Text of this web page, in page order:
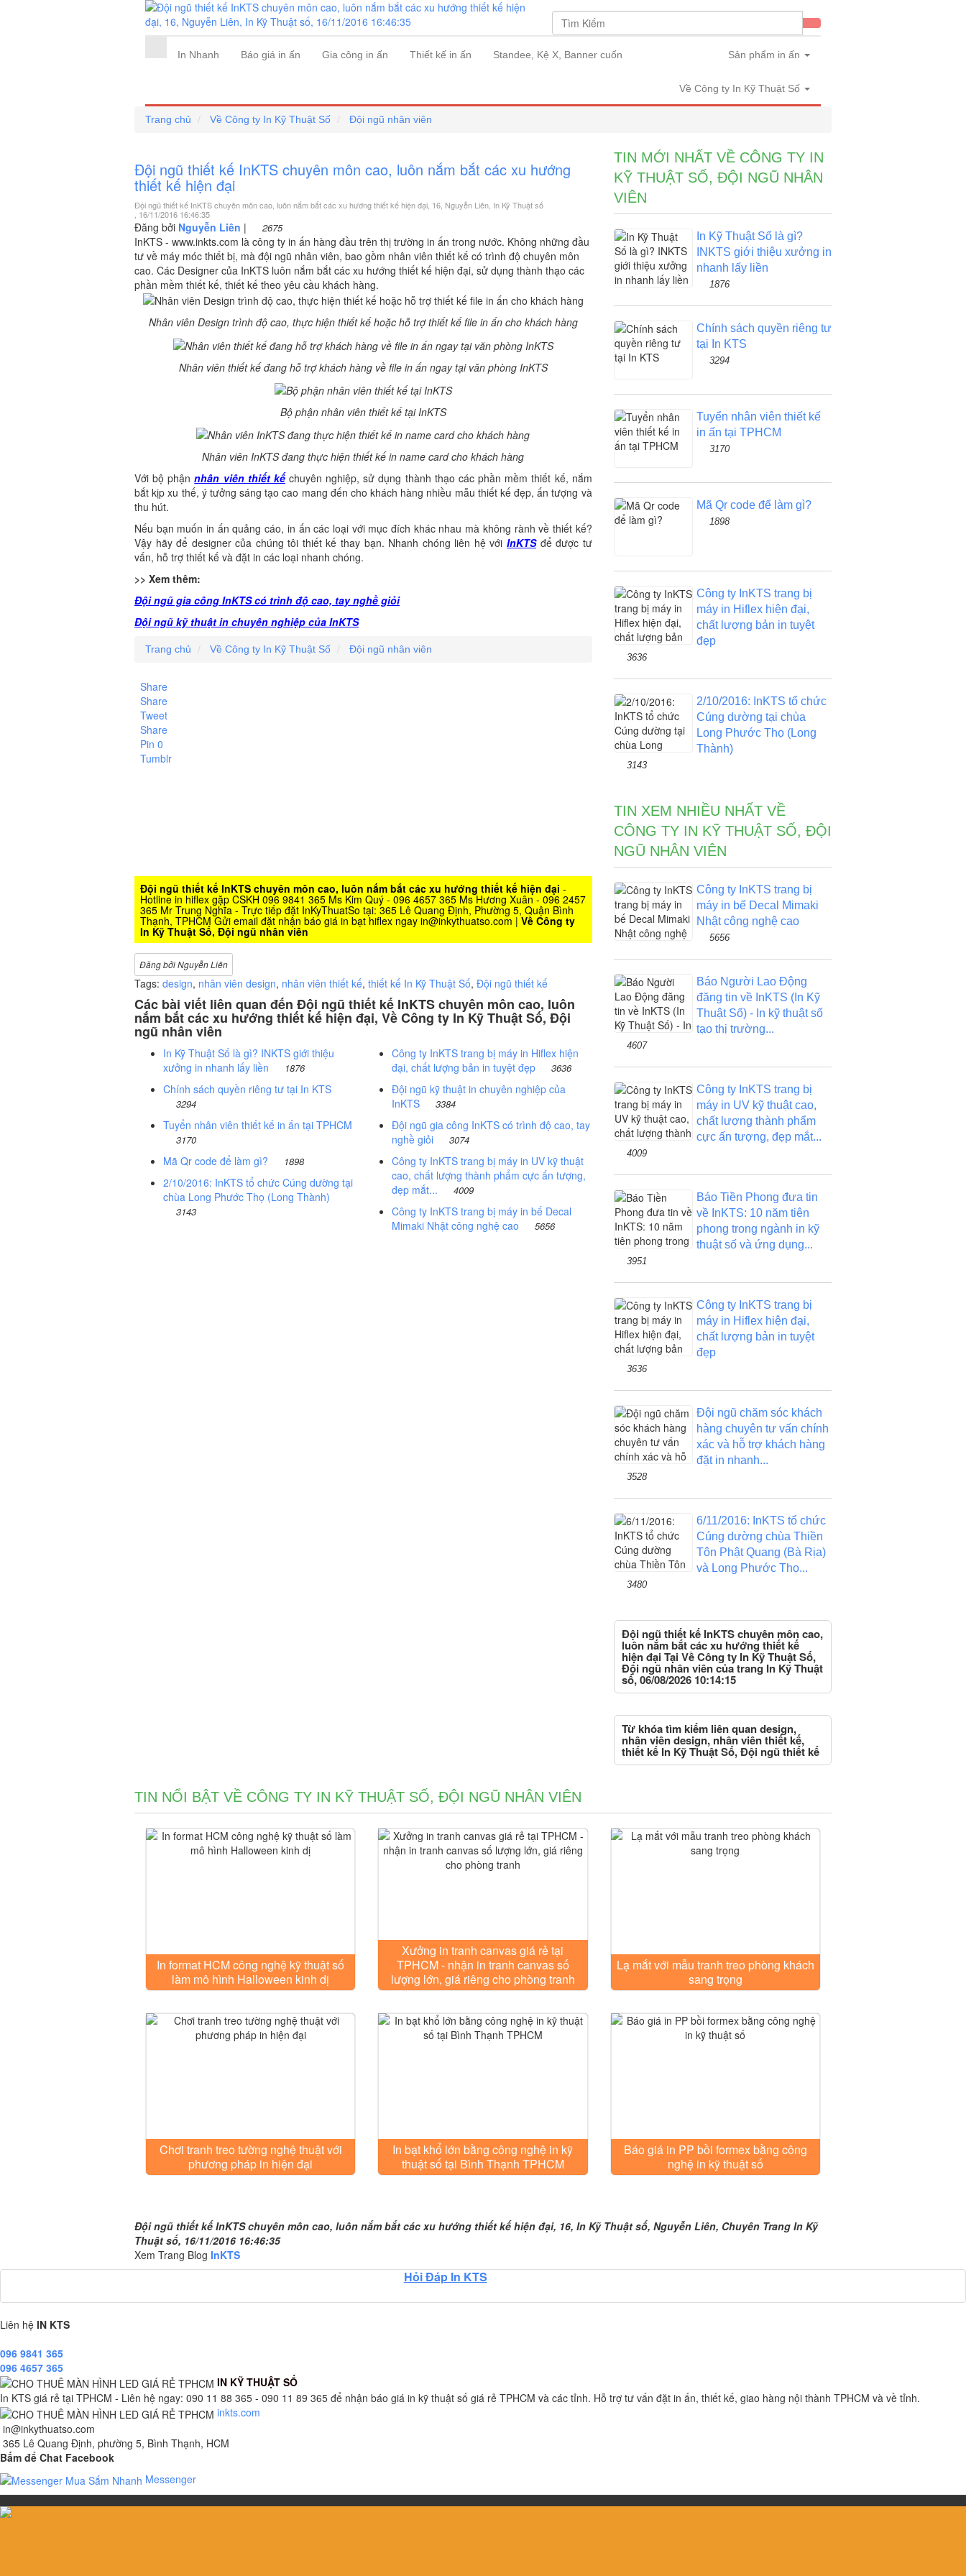
In Nhanh Báo giá in ấn Gia công in ấn Thiết kế in ấn Standee, Kệ X, Banner cuốn Sản phẩm in ấn
Về Công ty In Kỹ Thuật Số
Trang chủ Về Công ty In Kỹ Thuật Số Đội ngũ nhân viên
Đội ngũ thiết kế InKTS chuyên môn cao, luôn nắm bắt các xu hướng
thiết kế hiện đại
Đội ngũ thiết kế InKTS chuyên môn cao, luôn nắm bắt các xu hướng thiết kế hiện đại, 16, Nguyễn Liên, In Kỹ Thuật số
, 16/11/2016 16:46:35
Đăng bởi Nguyễn Liên | 2675
InKTS - www.inkts.com là công ty in ấn hàng đầu trên thị trường in ấn trong nước. Không những đầu
tư về máy móc thiết bị, mà đội ngũ nhân viên, bao gồm nhân viên thiết kế có trình độ chuyên môn
cao. Các Designer của InKTS luôn nắm bắt các xu hướng thiết kế hiện đại, sử dụng thành thạo các
phần mềm thiết kế, thiết kế theo yêu cầu khách hàng.
Nhân viên Design trình độ cao, thực hiện thiết kế hoặc hỗ trợ thiết kế file in ấn cho khách hàng
Nhân viên thiết kế đang hỗ trợ khách hàng về file in ấn ngay tại văn phòng InKTS
Bộ phận nhân viên thiết kế tại InKTS
Nhân viên InKTS đang thực hiện thiết kế in name card cho khách hàng
Với bộ phậnnhân viên thiết kếchuyên nghiệp, sử dụng thành thạo các phần mềm thiết kế, nắm
bắt kịp xu thế, ý tưởng sáng tạo cao mang đến cho khách hàng nhiều mẫu thiết kế đẹp, ấn tượng và
thu hút.
Nếu bạn muốn in ấn quảng cáo, in ấn các loại với mục đích khác nhau mà không rành về thiết kế?
Vậy hãy để designer của chúng tôi thiết kế thay bạn. Nhanh chóng liên hệ với InKTSđể được tư
vấn, hỗ trợ thiết kế và đặt in các loại nhanh chóng.
>> Xem thêm:
Đội ngũ gia công InKTS có trình độ cao, tay nghề giỏi
Đội ngũ kỹ thuật in chuyên nghiệp của InKTS
Trang chủ Về Công ty In Kỹ Thuật Số Đội ngũ nhân viên
Share
Share
Tweet
Share
Pin 0
Tumblr
Đội ngũ thiết kế InKTS chuyên môn cao, luôn nắm bắt các xu hướng thiết kế hiện đại -
Hotline in hiflex gặp CSKH 096 9841 365 Ms Kim Quý - 096 4657 365 Ms Hương Xuân - 096 2457
365 Mr Trung Nghĩa - Trực tiếp đặt InKyThuatSo tại: 365 Lê Quang Định, Phường 5, Quận Bình
Thạnh, TPHCM Gửi email đặt nhận báo giá in bạt hiflex ngay in@inkythuatso.com | Về Công ty
In Kỹ Thuật Số, Đội ngũ nhân viên
Đăng bởi Nguyễn Liên
Tags: design, nhân viên design, nhân viên thiết kế, thiết kế In Kỹ Thuật Số, Đội ngũ thiết kế
Các bài viết liên quan đến Đội ngũ thiết kế InKTS chuyên môn cao, luôn
nắm bắt các xu hướng thiết kế hiện đại, Về Công ty In Kỹ Thuật Số, Đội
ngũ nhân viên
In Kỹ Thuật Số là gì? INKTS giới thiệu
xưởng in nhanh lấy liền
1876
Chính sách quyền riêng tư tại In KTS
3294
Tuyển nhân viên thiết kế in ấn tại TPHCM
3170
Mã Qr code để làm gì? 1898
2/10/2016: InKTS tổ chức Cúng dường tại
chùa Long Phước Thọ (Long Thành)
3143
Công ty InKTS trang bị máy in Hiflex hiện
đại, chất lượng bản in tuyệt đẹp
3636
Đội ngũ kỹ thuật in chuyên nghiệp của
InKTS
3384
Đội ngũ gia công InKTS có trình độ cao, tay
nghề giỏi
3074
Công ty InKTS trang bị máy in UV kỹ thuật
cao, chất lượng thành phẩm cực ấn tượng,
đẹp mắt...
4009
Công ty InKTS trang bị máy in bế Decal
Mimaki Nhật công nghệ cao
5656
TIN MỚI NHẤT VỀ CÔNG TY IN
KỸ THUẬT SỐ, ĐỘI NGŨ NHÂN
VIÊN
In Kỹ Thuật Số là gì?
INKTS giới thiệu xưởng in
nhanh lấy liền
1876
Chính sách quyền riêng tư
tại In KTS
3294
Tuyển nhân viên thiết kế
in ấn tại TPHCM
3170
Mã Qr code để làm gì?
1898
Công ty InKTS trang bị
máy in Hiflex hiện đại,
chất lượng bản in tuyệt
đẹp
3636
2/10/2016: InKTS tổ chức
Cúng dường tại chùa
Long Phước Thọ (Long
Thành)
3143
TIN XEM NHIỀU NHẤT VỀ
CÔNG TY IN KỸ THUẬT SỐ, ĐỘI
NGŨ NHÂN VIÊN
Công ty InKTS trang bị
máy in bế Decal Mimaki
Nhật công nghệ cao
5656
Báo Người Lao Động
đăng tin về InKTS (In Kỹ
Thuật Số) - In kỹ thuật số
tạo thị trường...
4607
Công ty InKTS trang bị
máy in UV kỹ thuật cao,
chất lượng thành phẩm
cực ấn tượng, đẹp mắt...
4009
Báo Tiền Phong đưa tin
về InKTS: 10 năm tiên
phong trong ngành in kỹ
thuật số và ứng dụng...
3951
Công ty InKTS trang bị
máy in Hiflex hiện đại,
chất lượng bản in tuyệt
đẹp
3636
Đội ngũ chăm sóc khách
hàng chuyên tư vấn chính
xác và hỗ trợ khách hàng
đặt in nhanh...
3528
6/11/2016: InKTS tổ chức
Cúng dường chùa Thiền
Tôn Phật Quang (Bà Rịa)
và Long Phước Thọ...
3480
Đội ngũ thiết kế InKTS chuyên môn cao,
luôn nắm bắt các xu hướng thiết kế
hiện đại Tại Về Công ty In Kỹ Thuật Số,
Đội ngũ nhân viên của trang In Kỹ Thuật
số, 06/08/2026 10:14:15
Từ khóa tìm kiếm liên quan design,
nhân viên design, nhân viên thiết kế,
thiết kế In Kỹ Thuật Số, Đội ngũ thiết kế
TIN NỔI BẬT VỀ CÔNG TY IN KỸ THUẬT SỐ, ĐỘI NGŨ NHÂN VIÊN
In format HCM công nghệ kỹ thuật số
làm mô hình Halloween kinh dị
Xưởng in tranh canvas giá rẻ tại
TPHCM - nhận in tranh canvas số
lượng lớn, giá riêng cho phòng tranh
Lạ mắt với mẫu tranh treo phòng khách
sang trọng
Chơi tranh treo tường nghệ thuật với
phương pháp in hiện đại
In bạt khổ lớn bằng công nghệ in kỹ
thuật số tại Bình Thạnh TPHCM
Báo giá in PP bồi formex bằng công
nghệ in kỹ thuật số
Đội ngũ thiết kế InKTS chuyên môn cao, luôn nắm bắt các xu hướng thiết kế hiện đại, 16, In Kỹ Thuật số, Nguyễn Liên, Chuyên Trang In Kỹ
Thuật số, 16/11/2016 16:46:35
Xem Trang Blog InKTS
Hỏi Đáp In KTS
Liên hệ IN KTS
096 9841 365
096 4657 365
IN KỸ THUẬT SỐ
In KTS giá rẻ tại TPHCM - Liên hệ ngay: 090 11 88 365 - 090 11 89 365 để nhận báo giá in kỹ thuật số giá rẻ TPHCM và các tỉnh. Hỗ trợ tư vấn đặt in ấn, thiết kế, giao hàng nội thành TPHCM và về tỉnh.
inkts.com
in@inkythuatso.com
365 Lê Quang Định, phường 5, Bình Thạnh, HCM
Bấm để Chat Facebook
Messenger